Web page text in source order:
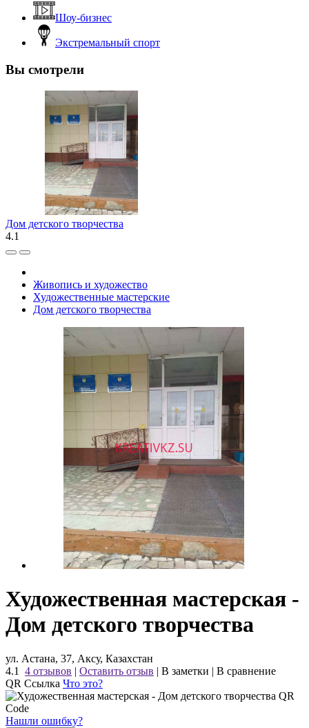
Шоу-бизнес
Экстремальный спорт
Вы смотрели
Дом детского творчества
4.1
Живопись и художество
Художественные мастерские
Дом детского творчества
Художественная мастерская -
Дом детского творчества
ул. Астана, 37, Аксу, Казахстан
4.1
4 отзывов | Оставить отзыв | В заметки | В сравнение
QR Ссылка Что это?
Нашли ошибку?